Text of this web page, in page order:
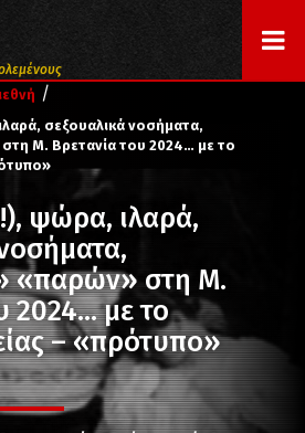
/
σεξουαλικά νοσήματα,
Μ. Βρετανία του 2024… με το
ψώρα, ιλαρά,
«παρών» στη Μ.
2024… με το
– «πρότυπο»